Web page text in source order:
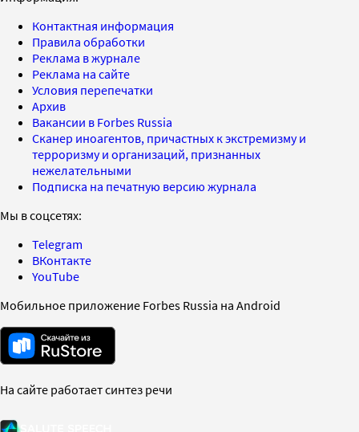
Контактная информация
Правила обработки
Реклама в журнале
Реклама на сайте
Условия перепечатки
Архив
Вакансии в Forbes Russia
Сканер иноагентов, причастных к экстремизму и
терроризму и организаций, признанных
нежелательными
Подписка на печатную версию журнала
Мы в соцсетях:
Telegram
ВКонтакте
YouTube
Мобильное приложение Forbes Russia на Android
На сайте работает синтез речи